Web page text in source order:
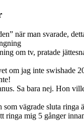
när man svarade,
om tv, pratade
om jag inte swishade
Sa bara nej. Hon
som vägrade sluta ringa
ringa mig 5 gånger